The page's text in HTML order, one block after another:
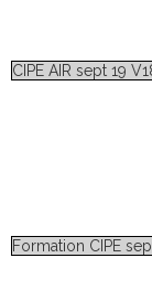
CIPE AIR sept 19
Formation CIPE